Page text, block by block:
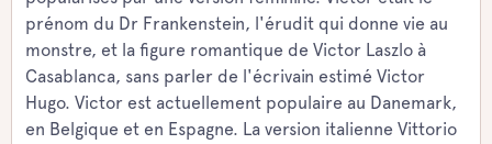
prénom du Dr Frankenstein, l'érudit qui donne vie au
monstre, et la figure romantique de Victor Laszlo à
Casablanca, sans parler de l'écrivain estimé Victor
Hugo. Victor est actuellement populaire au Danemark,
en Belgique et en Espagne. La version italienne Vittorio